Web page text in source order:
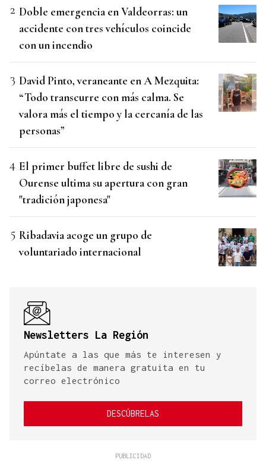
Doble emergencia en Valdeorras: un
accidente con tres vehículos coincide
con un incendio
David Pinto, veraneante en A Mezquita:
“Todo transcurre con más calma. Se
valora más el tiempo y la cercanía de las
personas”
El primer buffet libre de sushi de
Ourense ultima su apertura con gran
"tradición japonesa"
Ribadavia acoge un grupo de
voluntariado internacional
Newsletters La Región
Apúntate a las que más te interesen y
recíbelas de manera gratuita en tu
correo electrónico
DESCÚBRELAS